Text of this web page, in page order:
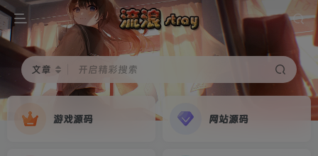
文章 开启精彩搜索
游戏源码 网站源码